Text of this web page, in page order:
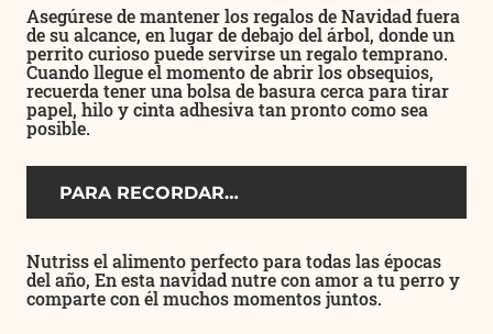
Asegúrese de mantener los regalos de Navidad fuera
de su alcance, en lugar de debajo del árbol, donde un
perrito curioso puede servirse un regalo temprano.
Cuando llegue el momento de abrir los obsequios,
recuerda tener una bolsa de basura cerca para tirar
papel, hilo y cinta adhesiva tan pronto como sea
posible.
PARA RECORDAR…
Nutrissel alimento perfecto para todas las épocas
del año, En esta navidad nutre con amor a tu perro y
comparte con él muchos momentos juntos.